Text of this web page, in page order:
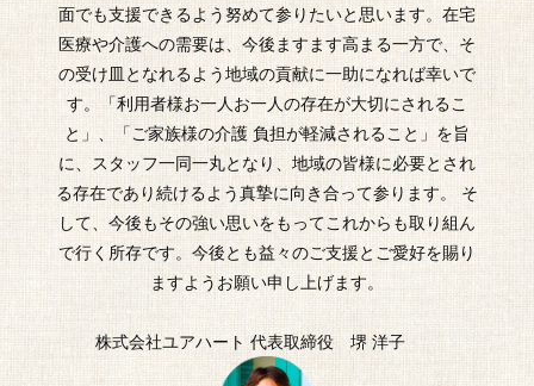
面でも支援できるよう努めて参りたいと思います。在宅
医療や介護への需要は、今後ますます高まる一方で、そ
の受け皿となれるよう地域の貢献に一助になれば幸いで
す。「利用者様お一人お一人の存在が大切にされるこ
と」、「ご家族様の介護 負担が軽減されること」を旨
に、スタッフ一同一丸となり、地域の皆様に必要とされ
る存在であり続けるよう真摯に向き合って参ります。 そ
して、今後もその強い思いをもってこれからも取り組ん
で行く所存です。今後とも益々のご支援とご愛好を賜り
ますようお願い申し上げます。
株式会社ユアハート 代表取締役 堺 洋子